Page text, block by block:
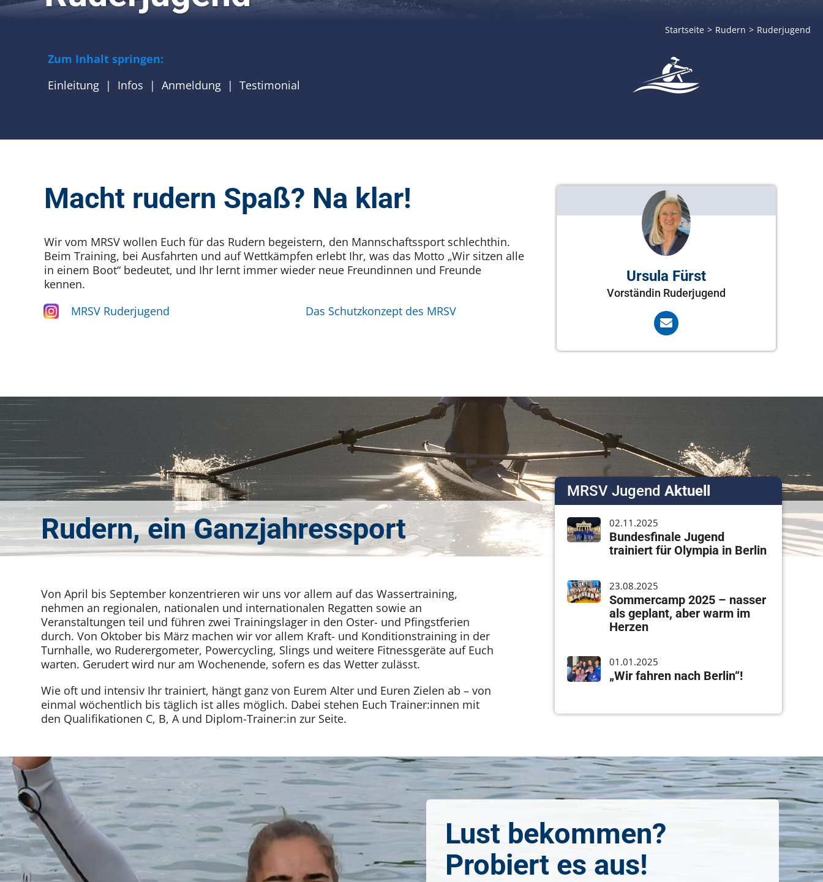
Startseite Rudern Ruderjugend
Zum Inhalt springen:
Einleitung
Infos Anmeldung Testimonial
Macht rudern Spaß? Na klar!
Wir vom MRSV wollen Euch für das Rudern begeistern, den Mannschaftssport schlechthin.
Beim Training, bei Ausfahrten und auf Wettkämpfen erlebt Ihr, was das Motto „Wir sitzen alle
in einem Boot“ bedeutet, und Ihr lernt immer wieder neue Freundinnen und Freunde
kennen.
MRSV Ruderjugend
Das Schutzkonzept des MRSV
Ursula Fürst
Vorständin Ruderjugend
Rudern, ein Ganzjahressport
Von April bis September konzentrieren wir uns vor allem auf das Wassertraining,
nehmen an regionalen, nationalen und internationalen Regatten sowie an
Veranstaltungen teil und führen zwei Trainingslager in den Oster- und Pfingstferien
durch. Von Oktober bis März machen wir vor allem Kraft- und Konditionstraining in der
Turnhalle, wo Ruderergometer, Powercycling, Slings und weitere Fitnessgeräte auf Euch
warten. Gerudert wird nur am Wochenende, sofern es das Wetter zulässt.
Wie oft und intensiv Ihr trainiert, hängt ganz von Eurem Alter und Euren Zielen ab – von
einmal wöchentlich bis täglich ist alles möglich. Dabei stehen Euch Trainer:innen mit
den Qualifikationen C, B, A und Diplom-Trainer:in zur Seite.
MRSV Jugend Aktuell
02.11.2025
Bundesfinale Jugend
trainiert für Olympia in Berlin
23.08.2025
Sommercamp 2025 – nasser
als geplant, aber warm im
Herzen
01.01.2025
„Wir fahren nach Berlin“!
Lust bekommen?
Probiert es aus!